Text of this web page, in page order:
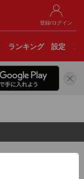
登録/ログイン
ランキング 設定